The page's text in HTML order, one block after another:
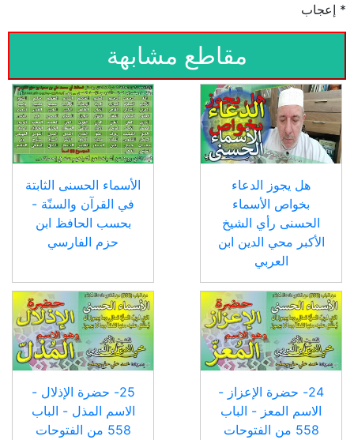
* إعجاب
مقاطع مشابهة
هل يجوز الدعاء
بخواص الأسماء
الحسنى رأي الشيخ
الأكبر محي الدين ابن
العربي
الأسماء الحسنى الثابتة
في القرآن والسنّة -
بحسب الحافظ ابن
حزم الفارسي
24- حضرة الإعزاز -
الاسم المعز - الباب
558 من الفتوحات
25- حضرة الإذلال -
الاسم المذل - الباب
558 من الفتوحات